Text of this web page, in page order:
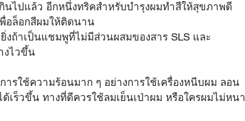
ไปแล้ว อีกหนึ่งทริคสำหรับบำรุงผมทำสีให้สุขภาพดี
อล็อกสีผมให้ติดนาน
งถ้าเป็นแชมพูที่ไม่มีส่วนผสมของสาร SLS และ
งไวขึ้น
รใช้ความร้อนมาก ๆ อย่างการใช้เครื่องหนีบผม ลอน
เร็วขึ้น ทางที่ดีควรใช้ลมเย็นเป่าผม หรือใครผมไม่หนา